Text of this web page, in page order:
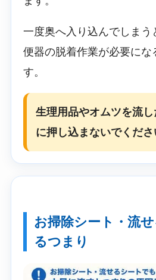
一度奥へ入り込んでしまう
便器の脱着作業が必要にな
す。
生理用品やオムツを流
に押し込まないでくださ
お掃除シート・流
るつまり